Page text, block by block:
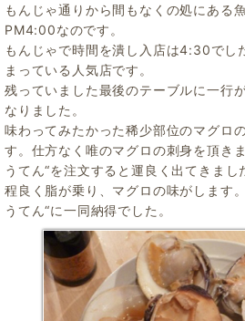
もんじゃ通りから間もなくの処にある
PM4:00なのです。
もんじゃで時間を潰し入店は4:30でし
まっている人気店です。
残っていました最後のテーブルに一行
なりました。
味わってみたかった稀少部位のマグロ
す。仕方なく唯のマグロの刺身を頂き
うてん“を注文すると運良く出てきまし
程良く脂が乗り、マグロの味がします
うてん“に一同納得でした。